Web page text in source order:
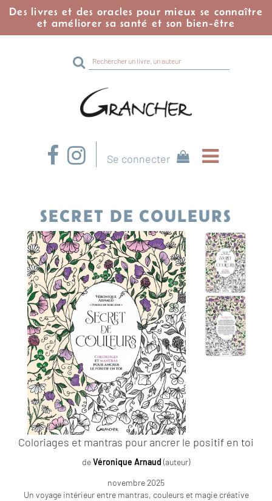
Des livres et des oracles pour mieux se connaître
et améliorer sa santé et son bien-être
Rechercher
sur
Se connecter
SECRET DE COULEURS
Coloriages et mantras pour ancrer le positif en toi
deVéronique Arnaud (auteur)
novembre 2025
Un voyage intérieur entre mantras, couleurs et magie créative